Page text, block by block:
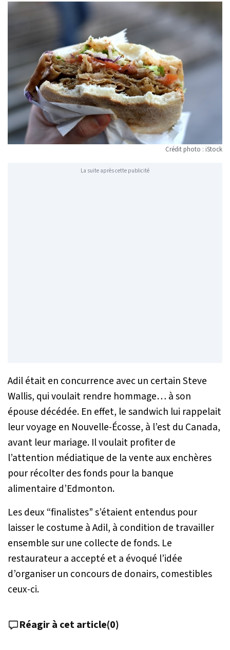
Crédit photo : iStock
La suite après cette publicité
Adil était en concurrence avec un certain Steve
Wallis, qui voulait rendre hommage… à son
épouse décédée. En effet, le sandwich lui rappelait
leur voyage en Nouvelle-Écosse, à l’est du Canada,
avant leur mariage. Il voulait profiter de
l’attention médiatique de la vente aux enchères
pour récolter des fonds pour la banque
alimentaire d’Edmonton.
Les deux “finalistes” s’étaient entendus pour
laisser le costume à Adil, à condition de travailler
ensemble sur une collecte de fonds. Le
restaurateur a accepté et a évoqué l’idée
d’organiser un concours de donairs, comestibles
ceux-ci.
Réagir à cet article(0)